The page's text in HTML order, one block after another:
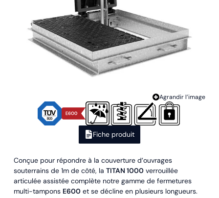
Agrandir l’image
Fiche produit
Conçue pour répondre à la couverture d’ouvrages
souterrains de 1m de côté, la TITAN 1000 verrouillée
articulée assistée complète notre gamme de fermetures
multi-tampons E600 et se décline en plusieurs longueurs.